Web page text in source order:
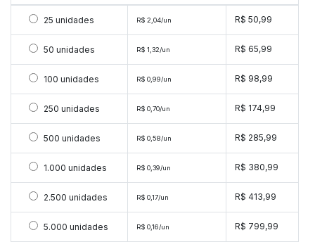
Selecionar 25 unidades
25 unidades R$ 2,04/un R$ 50,99
Selecionar 50 unidades
50 unidades R$ 1,32/un R$ 65,99
Selecionar 100 unidades
100 unidades R$ 0,99/un R$ 98,99
Selecionar 250 unidades
250 unidades R$ 0,70/un R$ 174,99
Selecionar 500 unidades
500 unidades R$ 0,58/un R$ 285,99
Selecionar 1000 unidades
1.000 unidades R$ 0,39/un R$ 380,99
Selecionar 2500 unidades
2.500 unidades R$ 0,17/un R$ 413,99
Selecionar 5000 unidades
5.000 unidades R$ 0,16/un R$ 799,99